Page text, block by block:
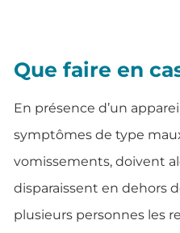
Que faire en
En présence d’un
symptômes de type
vomissements, doivent
disparaissent en dehors
plusieurs personnes les